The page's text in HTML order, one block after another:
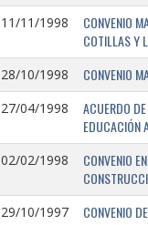
11/11/1998
CONVENIO
COTILLAS Y
28/10/1998 CONVENIO
27/04/1998
ACUERDO
EDUCACIÓN
02/02/1998
CONVENIO
29/10/1997
CONVENIO